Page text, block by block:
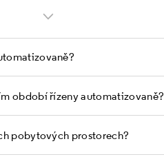
období řízeny automatizovaně?
pobytových prostorech?